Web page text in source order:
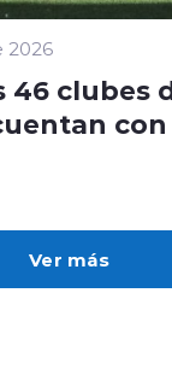
Ver más
2026
46 clubes